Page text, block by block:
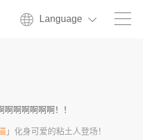
Language
啊啊啊啊啊！！
」化身可爱的粘土人登场！